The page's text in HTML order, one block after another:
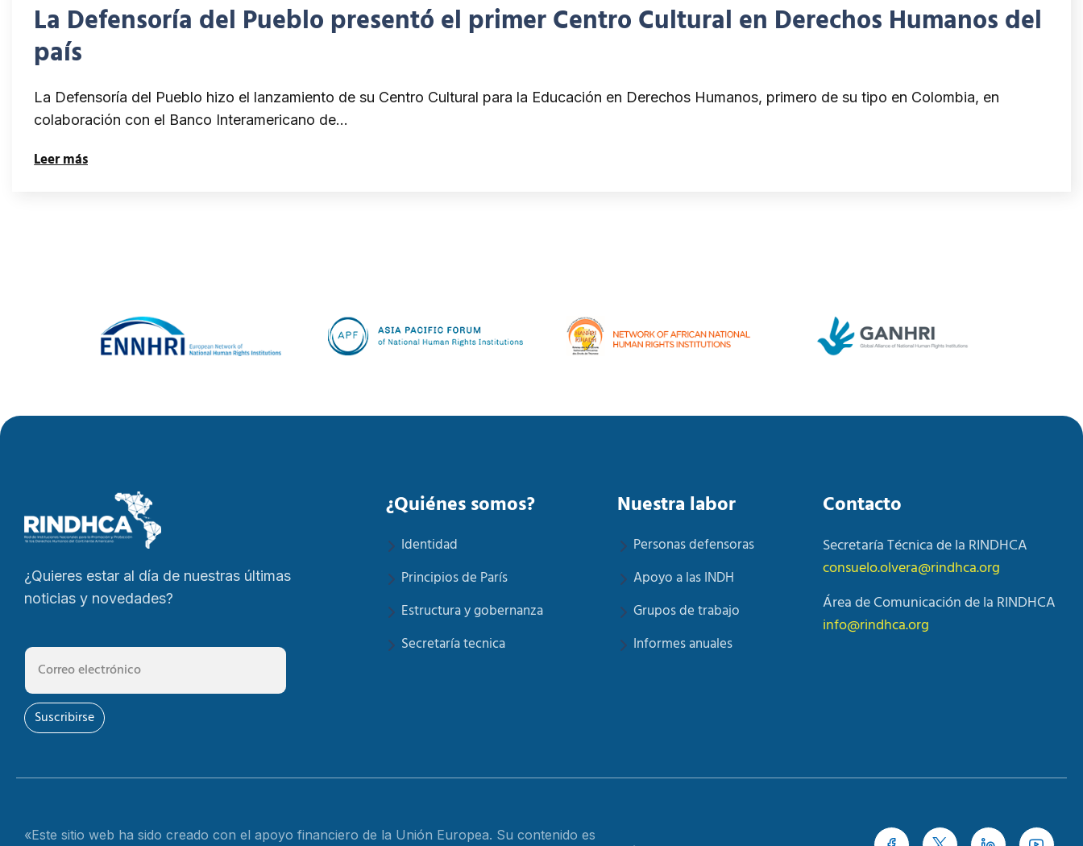
La Defensoría del Pueblo presentó el primer Centro Cultural en Derechos Humanos del
país
La Defensoría del Pueblo hizo el lanzamiento de su Centro Cultural para la Educación en Derechos Humanos, primero de su tipo en Colombia, en
colaboración con el Banco Interamericano de…
Leer más
¿Quieres estar al día de nuestras últimas
noticias y novedades?
Suscribirse
¿Quiénes somos?
Identidad
Principios de París
Estructura y gobernanza
Secretaría tecnica
Nuestra labor
Personas defensoras
Apoyo a las INDH
Grupos de trabajo
Informes anuales
Contacto
Secretaría Técnica de la RINDHCA
consuelo.olvera@rindhca.org
Área de Comunicación de la RINDHCA
info@rindhca.org
«Este sitio web ha sido creado con el apoyo financiero de la Unión Europea. Su contenido es